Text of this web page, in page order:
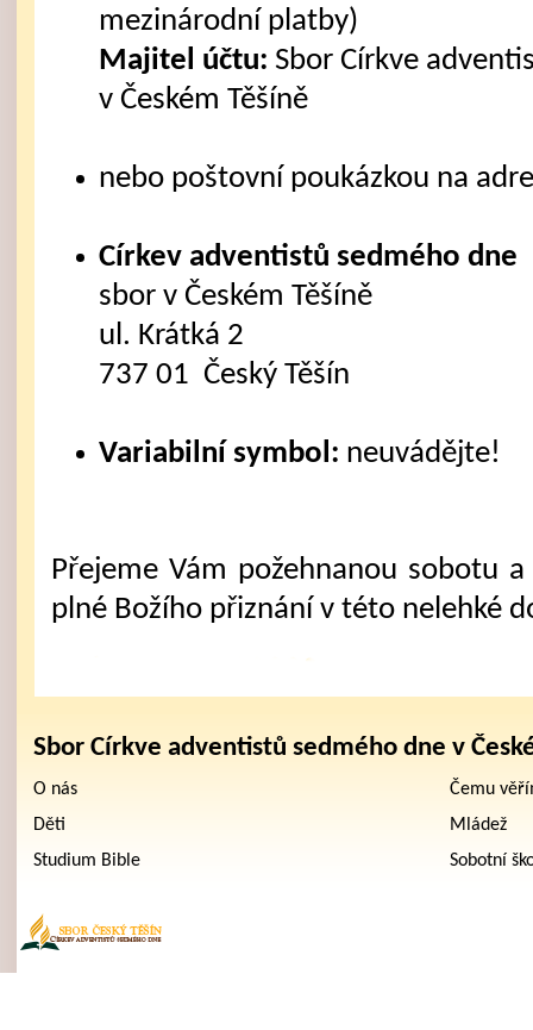
mezinárodní platby)
Majitel účtu: Sbor Církve
v Českém Těšíně
nebo poštovní poukázkou na
Církev adventistů sedmého dne
sbor v Českém Těšíně
ul. Krátká 2
737 01 Český Těšín
Variabilní symbol: neuvádějte!
Přejeme Vám požehnanou sobotu
plné Božího přiznání v této nelehké
Sbor Církve adventistů sedmého dne v
O nás
Čemu
Děti
Mládež
Studium Bible
Sobotní